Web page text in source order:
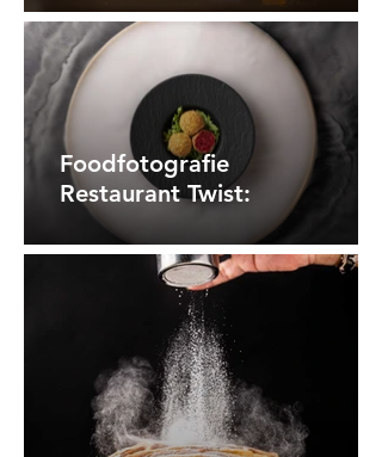
Foodfotografie
Restaurant Twist: